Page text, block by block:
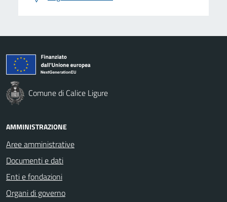
Comune di Calice Ligure
AMMINISTRAZIONE
Aree amministrative
Documenti e dati
Enti e fondazioni
Organi di governo